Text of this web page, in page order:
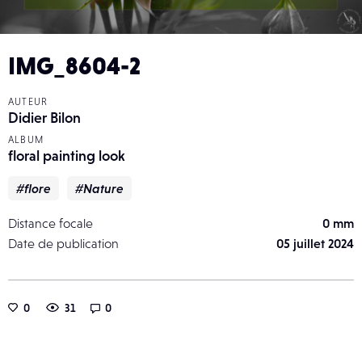
IMG_8604-2
AUTEUR
Didier Bilon
ALBUM
floral painting look
#flore #Nature
Distance focale
0 mm
Date de publication
05 juillet 2024
0 31 0